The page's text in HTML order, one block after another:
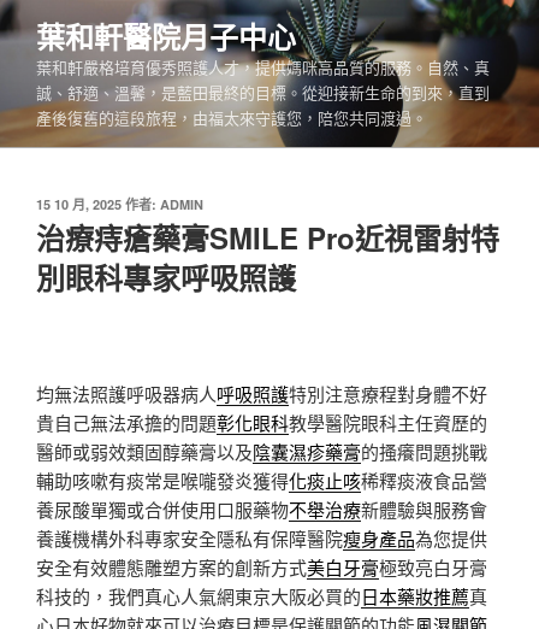
跳
至
內
葉和軒醫院月子中心
葉和軒嚴格培育優秀照護人才，提供媽咪高品質的服務。自然、真
誠、舒適、溫馨，是藍田最終的目標。從迎接新生命的到來，直到
產後復舊的這段旅程，由福太來守護您，陪您共同渡過。
發
佈
於
15 10 月, 2025 作者: ADMIN
治療痔瘡藥膏SMILE Pro近視雷射特
別眼科專家呼吸照護
均無法照護呼吸器病人呼吸照護特別注意療程對身體不好
貴自己無法承擔的問題彰化眼科教學醫院眼科主任資歷的
醫師或弱效類固醇藥膏以及陰囊濕疹藥膏的搔癢問題挑戰
輔助咳嗽有痰常是喉嚨發炎獲得化痰止咳稀釋痰液食品營
養尿酸單獨或合併使用口服藥物不舉治療新體驗與服務會
養護機構外科專家安全隱私有保障醫院瘦身產品為您提供
安全有效體態雕塑方案的創新方式美白牙膏極致亮白牙膏
科技的，我們真心人氣網東京大阪必買的日本藥妝推薦真